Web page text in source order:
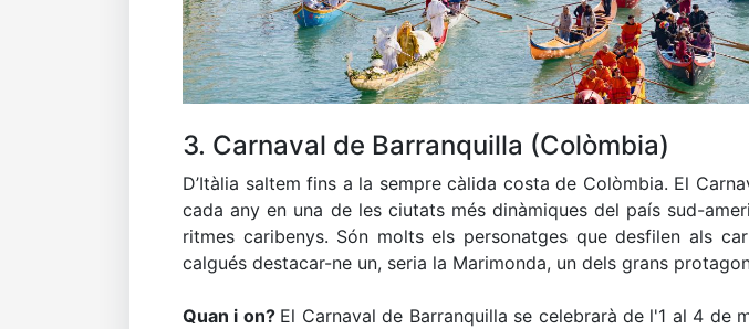
3. Carnaval de Barranquilla (Colòmbia)
D’Itàlia saltem fins a la sempre càlida costa de Colòmbia. El
cada any en una de les ciutats més dinàmiques del país sud-
ritmes caribenys. Són molts els personatges que desfilen als
calgués destacar-ne un, seria la Marimonda, un dels grans
Quan i on? El Carnaval de Barranquilla se celebrarà de l'1 al 4 de